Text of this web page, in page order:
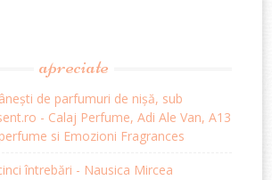
apreciate
de parfumuri de nișă, sub
- Calaj Perfume, Adi Ale Van, A13
si Emozioni Fragrances
întrebări - Nausica Mircea